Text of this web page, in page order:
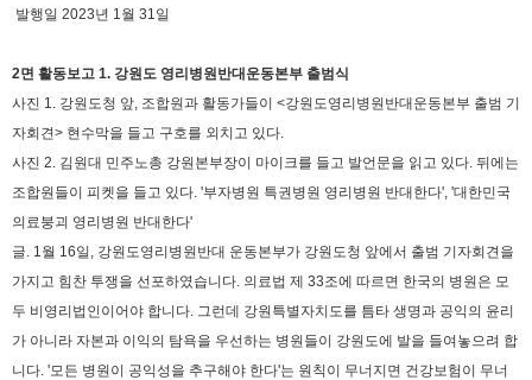
발행일 2023년 1월 31일
2면 활동보고 1. 강원도 영리병원반대운동본부 출범식
사진 1. 강원도청 앞, 조합원과 활동가들이 <강원도영리병원반대운동본부 출범 기
자회견> 현수막을 들고 구호를 외치고 있다.
사진 2. 김원대 민주노총 강원본부장이 마이크를 들고 발언문을 읽고 있다. 뒤에는
조합원들이 피켓을 들고 있다. '부자병원 특권병원 영리병원 반대한다', '대한민국
의료붕괴 영리병원 반대한다'
글. 1월 16일, 강원도영리병원반대 운동본부가 강원도청 앞에서 출범 기자회견을
가지고 힘찬 투쟁을 선포하였습니다. 의료법 제 33조에 따르면 한국의 병원은 모
두 비영리법인이어야 합니다. 그런데 강원특별자치도를 틈타 생명과 공익의 윤리
가 아니라 자본과 이익의 탐욕을 우선하는 병원들이 강원도에 발을 들여놓으려 합
니다. '모든 병원이 공익성을 추구해야 한다'는 원칙이 무너지면 건강보험이 무너